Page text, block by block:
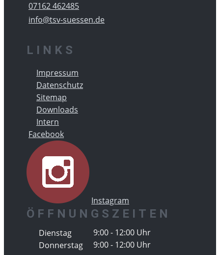
07162 462485
info@tsv-suessen.de
LINKS
Impressum
Datenschutz
Sitemap
Downloads
Intern
Facebook
Instagram
ÖFFNUNGSZEITEN
Dienstag
Donnerstag
9:00 - 12:00 Uhr
9:00 - 12:00 Uhr